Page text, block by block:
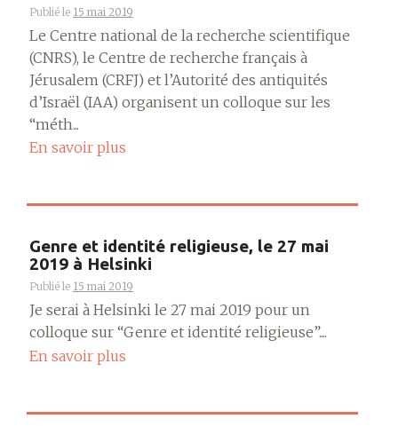
Publié le 15 mai 2019
Le Centre national de la recherche scientifique
(CNRS), le Centre de recherche français à
Jérusalem (CRFJ) et l’Autorité des antiquités
d’Israël (IAA) organisent un colloque sur les
“méth...
En savoir plus
Genre et identité religieuse, le 27 mai
2019 à Helsinki
Publié le 15 mai 2019
Je serai à Helsinki le 27 mai 2019 pour un
colloque sur “Genre et identité religieuse”....
En savoir plus